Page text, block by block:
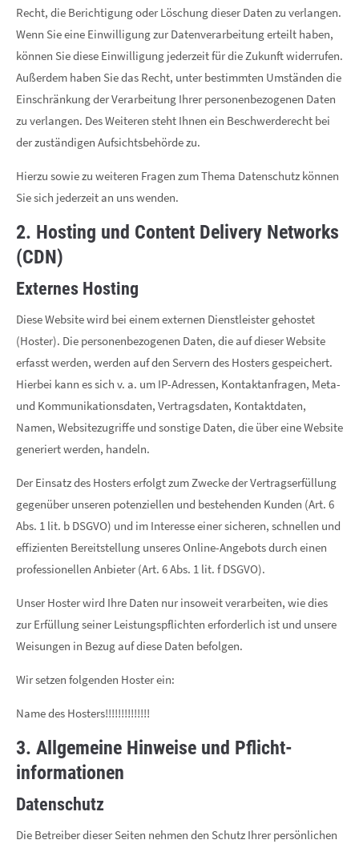
Recht, die Berichtigung oder Löschung dieser Daten zu verlangen.
Wenn Sie eine Einwilligung zur Datenverarbeitung erteilt haben,
können Sie diese Einwilligung jederzeit für die Zukunft widerrufen.
Außerdem haben Sie das Recht, unter bestimmten Umständen die
Einschränkung der Verarbeitung Ihrer personenbezogenen Daten
zu verlangen. Des Weiteren steht Ihnen ein Beschwerderecht bei
der zuständigen Aufsichtsbehörde zu.
Hierzu sowie zu weiteren Fragen zum Thema Datenschutz können
Sie sich jederzeit an uns wenden.
2. Hosting und Content Delivery Networks
(CDN)
Externes Hosting
Diese Website wird bei einem externen Dienstleister gehostet
(Hoster). Die personenbezogenen Daten, die auf dieser Website
erfasst werden, werden auf den Servern des Hosters gespeichert.
Hierbei kann es sich v. a. um IP-Adressen, Kontaktanfragen, Meta-
und Kommunikationsdaten, Vertragsdaten, Kontaktdaten,
Namen, Websitezugriffe und sonstige Daten, die über eine Website
generiert werden, handeln.
Der Einsatz des Hosters erfolgt zum Zwecke der Vertragserfüllung
gegenüber unseren potenziellen und bestehenden Kunden (Art. 6
Abs. 1 lit. b DSGVO) und im Interesse einer sicheren, schnellen und
effizienten Bereitstellung unseres Online-Angebots durch einen
professionellen Anbieter (Art. 6 Abs. 1 lit. f DSGVO).
Unser Hoster wird Ihre Daten nur insoweit verarbeiten, wie dies
zur Erfüllung seiner Leistungspflichten erforderlich ist und unsere
Weisungen in Bezug auf diese Daten befolgen.
Wir setzen folgenden Hoster ein:
Name des Hosters!!!!!!!!!!!!!!
3. Allgemeine Hinweise und Pflicht­
informationen
Datenschutz
Die Betreiber dieser Seiten nehmen den Schutz Ihrer persönlichen